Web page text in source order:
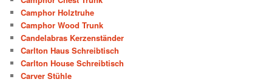
Camphor Holztruhe
Camphor Wood Trunk
Candelabras Kerzenständer
Carlton Haus Schreibtisch
Carlton House Schreibtisch
Carver Stühle